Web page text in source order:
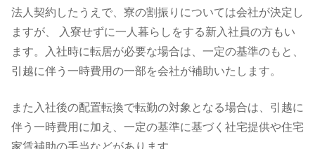
法人契約したうえで、寮の割振りについては会社が決定し
ますが、 入寮せずに一人暮らしをする新入社員の方もい
ます。入社時に転居が必要な場合は、一定の基準のもと、
引越に伴う一時費用の一部を会社が補助いたします。
また入社後の配置転換で転勤の対象となる場合は、引越に
伴う一時費用に加え、一定の基準に基づく社宅提供や住宅
家賃補助の手当などがあります。